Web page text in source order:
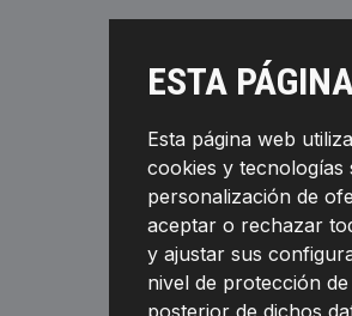
ESTA
Esta página web
cookies y tecnologías
personalización de
aceptar o rechazar
y ajustar sus
nivel de protección
posterior de dichos